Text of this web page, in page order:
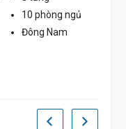
10 phòng ngủ
Đông Nam